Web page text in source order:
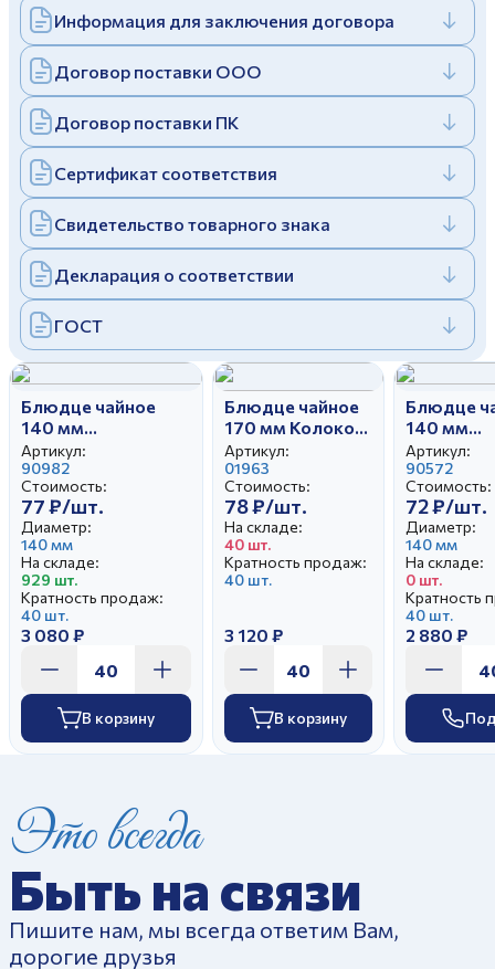
Отправить
Заполняя и отправляя форму, вы соглашаетесь
cполитикой конфиденциальности
Заполняя и отправляя форму, вы соглашаетесь
cполитикой конфиденциальности
Дулевский фарфоровый завод ©
Политика конфиденциальности
Информация для заключения договора
Договор поставки ООО
Договор поставки ПК
Сертификат соответствия
Свидетельство товарного знака
Декларация о соответствии
ГОСТ
Блюдце чайное
140 мм
Унифицированный
Любимые игрушки
Артикул:
90982
Стоимость:
77 ₽/шт.
Диаметр:
140 мм
На складе:
929 шт.
Кратность продаж:
40 шт.
3 080 ₽
В корзину
Блюдце чайное
170 мм Колокол
Белое
Артикул:
01963
Стоимость:
78 ₽/шт.
На складе:
40 шт.
Кратность продаж:
40 шт.
3 120 ₽
В корзину
Блюдце
140 мм
Оливия
Артикул:
90572
Стоимость:
72 ₽/шт.
Диаметр:
140 мм
На складе:
0 шт.
Кратность
40 шт.
2 880 ₽
Это всегда
Быть на связи
Пишите нам, мы всегда ответим Вам,
дорогие друзья